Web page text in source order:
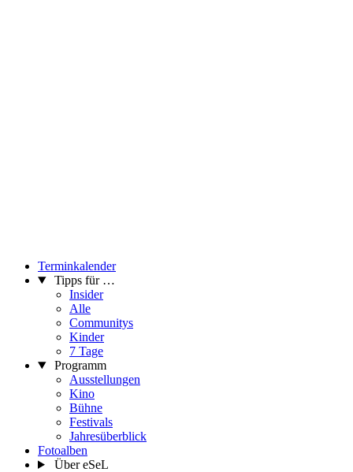
Terminkalender
Tipps für …
Insider
Alle
Communitys
Kinder
7 Tage
Programm
Ausstellungen
Kino
Bühne
Festivals
Jahresüberblick
Fotoalben
Über eSeL